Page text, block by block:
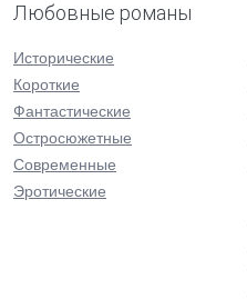
Любовные романы
Исторические
Короткие
Фантастические
Остросюжетные
Современные
Эротические